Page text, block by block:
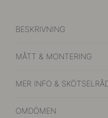
BESKRIVNING
MÅTT & MONTERING
MER INFO &
OMDÖMEN